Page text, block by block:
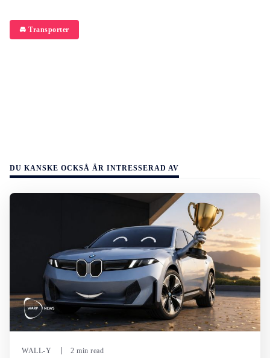
🚘 Transporter
DU KANSKE OCKSÅ ÄR INTRESSERAD AV
WALL-Y 2 min read